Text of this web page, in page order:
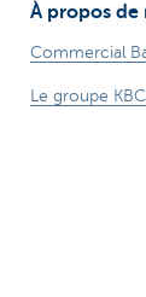
À propos de
Commercial
Le groupe KBC